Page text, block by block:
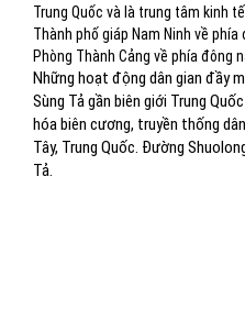
Trung Quốc và là trung tâm kinh
Thành phố giáp Nam Ninh về
Phòng Thành Cảng về phía đông
Những hoạt động dân gian đầy
Sùng Tả gần biên giới Trung
hóa biên cương, truyền thống
Tây, Trung Quốc. Đường
Tả.